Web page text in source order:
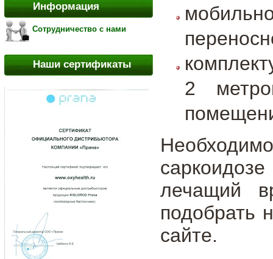
Информация
Сотрудничество с нами
Наши сертификаты
2
лечащий
подобрать
сайте.